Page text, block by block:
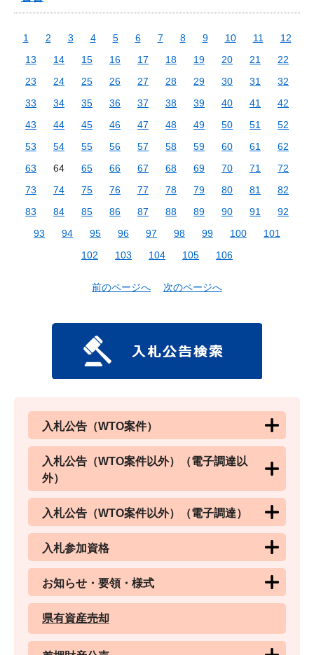
1 2 3 4 5 6 7 8 9 10 11
12
13
14 15 16 17 18 19 20 21
22
23
24 25 26 27 28 29 30 31
32
33
34 35 36 37 38 39 40 41
42
43
44 45 46 47 48 49 50 51
52
53
54 55 56 57 58 59 60 61
62
63
64 65 66 67 68 69 70 71
72
73
74 75 76 77 78 79 80 81
82
83
84 85 86 87 88 89 90 91
92
93
94 95 96 97 98 99 100
101
102
103 104 105 106
前のページへ 次のページへ
入札公告（WTO案件）
入札公告（WTO案件以外）（電子調達以
外）
入札公告（WTO案件以外）（電子調達）
入札参加資格
お知らせ・要領・様式
県有資産売却